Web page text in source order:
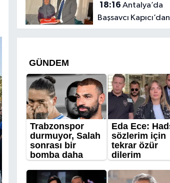
18:16
Başsavcı Kapıcı’dan
şehit annesi Aysel